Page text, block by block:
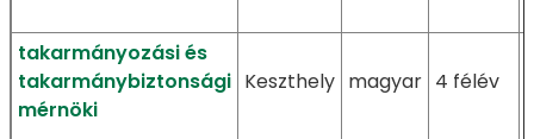
takarmányozási és
takarmánybiztonsági
mérnöki
Keszthely magyar 4 félév